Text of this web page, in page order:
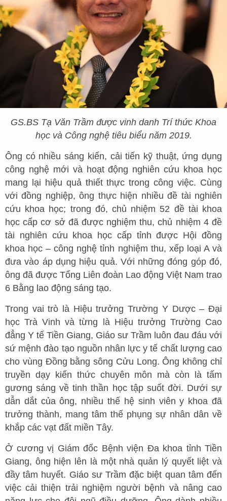
GS.BS Tạ Văn Trầm được vinh danh Trí thức Khoa
học và Công nghệ tiêu biểu năm 2019.
Ông có nhiều sáng kiến, cải tiến kỹ thuật, ứng dụng
công nghệ mới và hoạt động nghiên cứu khoa học
mang lại hiệu quả thiết thực trong công việc. Cùng
với đồng nghiệp, ông thực hiện nhiều đề tài nghiên
cứu khoa học; trong đó, chủ nhiệm 52 đề tài khoa
học cấp cơ sở đã được nghiệm thu, chủ nhiệm 4 đề
tài nghiên cứu khoa học cấp tỉnh được Hội đồng
khoa học – công nghệ tỉnh nghiệm thu, xếp loại A và
đưa vào áp dụng hiệu quả. Với những đóng góp đó,
ông đã được Tổng Liên đoàn Lao động Việt Nam trao
6 Bằng lao động sáng tạo.
Trong vai trò là Hiệu trưởng Trường Y Dược – Đại
học Trà Vinh và từng là Hiệu trưởng Trường Cao
đẳng Y tế Tiền Giang, Giáo sư Trầm luôn đau đáu với
sứ mệnh đào tạo nguồn nhân lực y tế chất lượng cao
cho vùng Đồng bằng sông Cửu Long. Ông không chỉ
truyền dạy kiến thức chuyên môn mà còn là tấm
gương sáng về tinh thần học tập suốt đời. Dưới sự
dẫn dắt của ông, nhiều thế hệ sinh viên y khoa đã
trưởng thành, mang tâm thế phụng sự nhân dân về
khắp các vạt đất miền Tây.
Ở cương vị Giám đốc Bệnh viện Đa khoa tỉnh Tiền
Giang, ông hiện lên là một nhà quản lý quyết liệt và
đầy tâm huyết. Giáo sư Trầm đặc biệt quan tâm đến
việc cải thiện trải nghiệm người bệnh và nâng cao